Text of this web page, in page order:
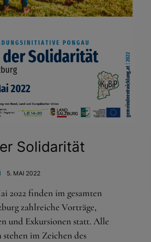
Solidarität
5. MAI 2022
2022 finden im gesamten
zahlreiche Vorträge,
und Exkursionen statt. Alle
im Zeichen des